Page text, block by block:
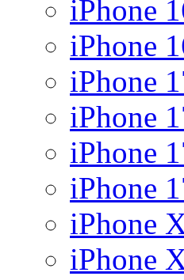
iPhone
iPhone
iPhone
iPhone
iPhone
iPhone
iPhone
iPhone